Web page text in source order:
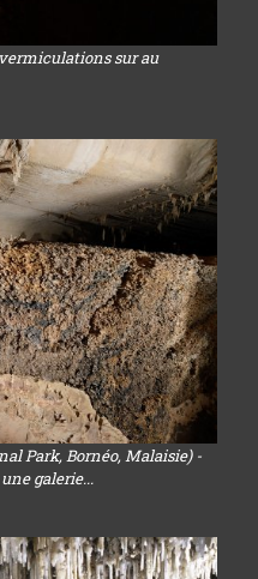
sur au
Park, Bornéo, Malaisie) -
galerie...